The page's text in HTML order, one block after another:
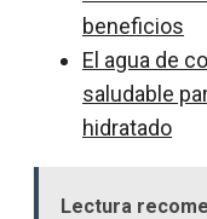
beneficios
El agua de
saludable
hidratado
Lectura